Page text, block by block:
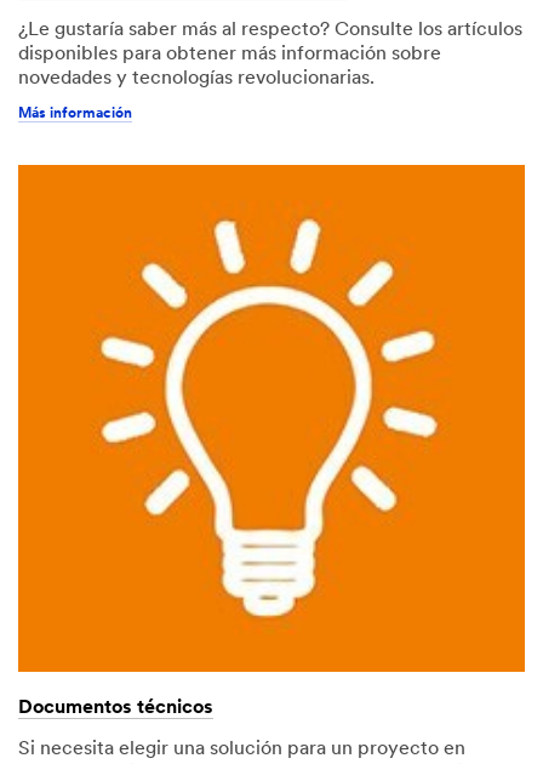
¿Le gustaría saber más al respecto? Consulte los artículos
disponibles para obtener más información sobre
novedades y tecnologías revolucionarias.
Más información
Documentos técnicos
Si necesita elegir una solución para un proyecto en